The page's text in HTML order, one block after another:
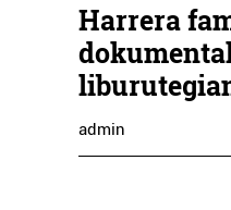
Harrera
admin